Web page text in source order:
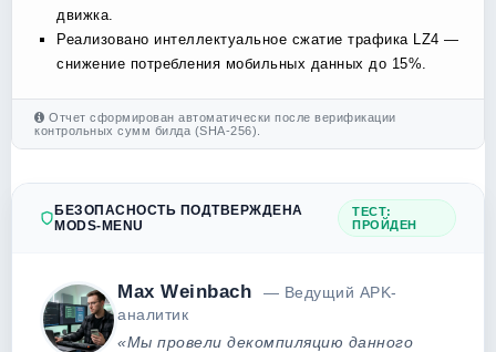
движка.
Реализовано интеллектуальное сжатие трафика LZ4 —
снижение потребления мобильных данных до 15%.
Отчет сформирован автоматически после верификации
контрольных сумм билда (SHA-256).
БЕЗОПАСНОСТЬ ПОДТВЕРЖДЕНА
MODS-MENU
ТЕСТ:
ПРОЙДЕН
Max Weinbach
— Ведущий APK-
аналитик
«Мы провели декомпиляцию данного